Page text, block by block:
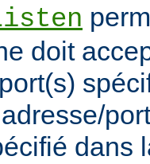
doit
dans